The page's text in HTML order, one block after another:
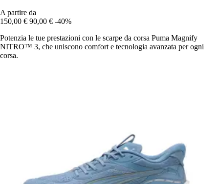
A partire da
150,00 € 90,00 € -40%
Potenzia le tue prestazioni con le scarpe da corsa Puma Magnify
NITRO™ 3, che uniscono comfort e tecnologia avanzata per ogni
corsa.